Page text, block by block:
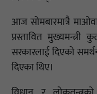
आज सोमबारमात्रै
प्रस्तावित
सरकारलाई दिएको समर्थन
दिएका थिए।